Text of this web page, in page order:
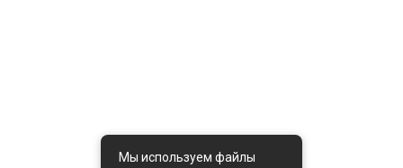
Мы используем файлы